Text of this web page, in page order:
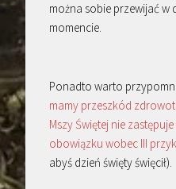
można sobie przewijać w
momencie.
Ponadto warto
mamy przeszkód
Mszy Świętej nie
obowiązku wobec III
abyś dzień święty święcił).